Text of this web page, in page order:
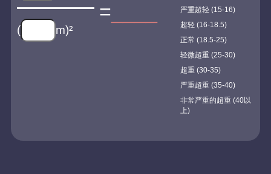
( m)²
=
严重超轻 (15-16)
超轻 (16-18.5)
正常 (18.5-25)
轻微超重 (25-30)
超重 (30-35)
严重超重 (35-40)
非常严重的超重 (40以
上)